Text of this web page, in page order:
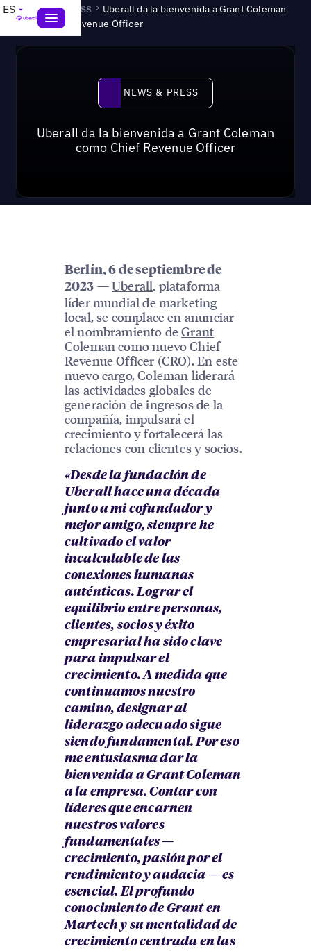
ES News & Press > Uberall da la bienvenida a Grant Coleman
como Chief Revenue Officer
News & Press
NEWS & PRESS
Uberall da la bienvenida a Grant Coleman
como Chief Revenue Officer
Berlín, 6 de septiembre de
2023 —Uberall, plataforma
líder mundial de marketing
local, se complace en anunciar
el nombramiento deGrant
Coleman como nuevo Chief
Revenue Officer (CRO). En este
nuevo cargo, Coleman liderará
las actividades globales de
generación de ingresos de la
compañía, impulsará el
crecimiento y fortalecerá las
relaciones con clientes y socios.
«Desde la fundación de
Uberall hace una década
junto a mi cofundador y
mejor amigo, siempre he
cultivado el valor
incalculable de las
conexiones humanas
auténticas. Lograr el
equilibrio entre personas,
clientes, socios y éxito
empresarial ha sido clave
para impulsar el
crecimiento. A medida que
continuamos nuestro
camino, designar al
liderazgo adecuado sigue
siendo fundamental. Por eso
me entusiasma dar la
bienvenida a Grant Coleman
a la empresa. Contar con
líderes que encarnen
nuestros valores
fundamentales —
crecimiento, pasión por el
rendimiento y audacia — es
esencial. El profundo
conocimiento de Grant en
Martech y su mentalidad de
crecimiento centrada en las